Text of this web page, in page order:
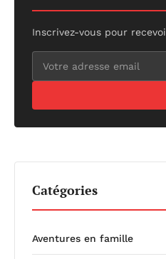
Inscrivez-vous pour
Catégories
Aventures en famille